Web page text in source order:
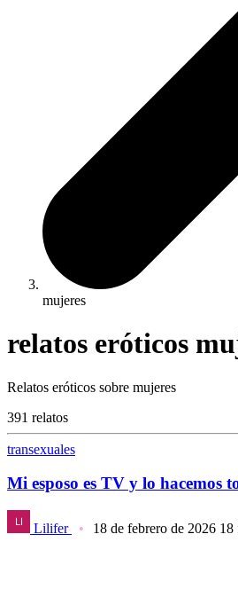
mujeres
relatos eróticos
Relatos eróticos sobre mujeres
391 relatos
transexuales
Mi esposo es TV y lo hacemos
Lilifer 18 de febrero de 2026 18